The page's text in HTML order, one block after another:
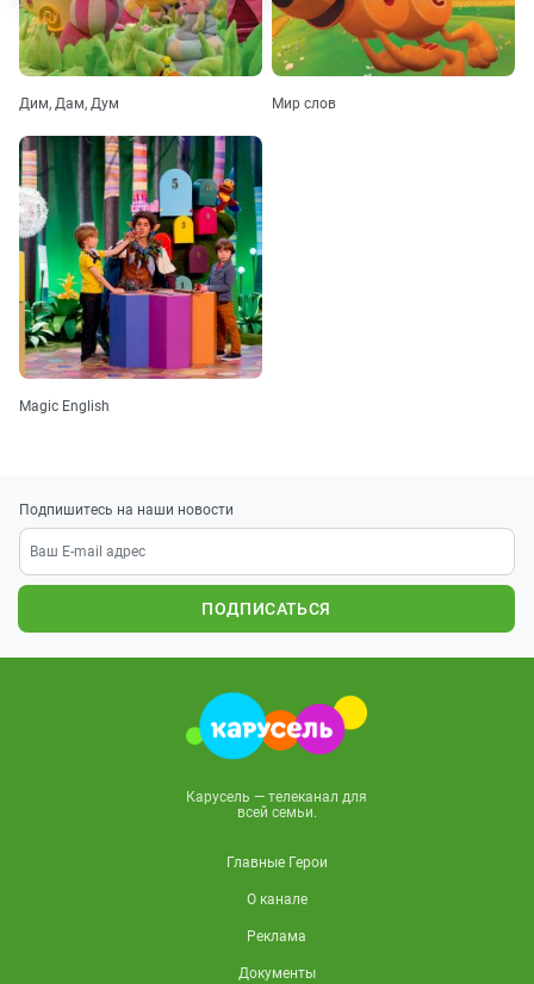
Дим, Дам, Дум Мир слов
Magic English
Подпишитесь на наши новости
ПОДПИСАТЬСЯ
Карусель — телеканал для
всей семьи.
Главные Герои
О канале
Реклама
Документы